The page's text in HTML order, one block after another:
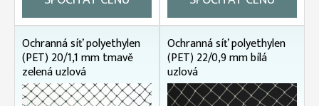
Ochranná síť polyethylen
(PET) 20/1,1 mm tmavě
zelená uzlová
Ochranná síť polyethylen
(PET) 22/0,9 mm bílá
uzlová